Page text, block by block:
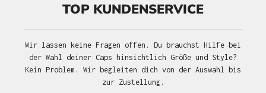
TOP KUNDENSERVICE
Wir lassen keine Fragen offen. Du brauchst Hilfe bei
der Wahl deiner Caps hinsichtlich Größe und Style?
Kein Problem. Wir begleiten dich von der Auswahl bis
zur Zustellung.